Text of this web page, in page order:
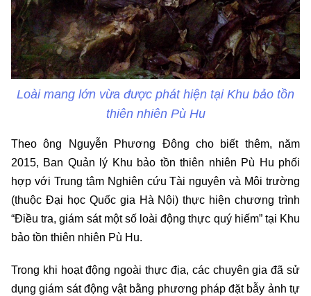
Loài mang lớn vừa được phát hiện tại Khu bảo tồn
thiên nhiên Pù Hu
Theo ông Nguyễn Phương Đông cho biết thêm, năm
2015, Ban Quản lý Khu bảo tồn thiên nhiên Pù Hu phối
hợp với Trung tâm Nghiên cứu Tài nguyên và Môi trường
(thuộc Đại học Quốc gia Hà Nội) thực hiện chương trình
“Điều tra, giám sát một số loài động thực quý hiếm” tại Khu
bảo tồn thiên nhiên Pù Hu.
Trong khi hoạt động ngoài thực địa, các chuyên gia đã sử
dụng giám sát động vật bằng phương pháp đặt bẫy ảnh tự